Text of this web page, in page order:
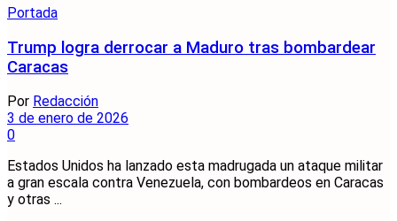
Portada
Trump logra derrocar a Maduro tras bombardear
Caracas
Por Redacción
3 de enero de 2026
0
Estados Unidos ha lanzado esta madrugada un ataque militar
a gran escala contra Venezuela, con bombardeos en Caracas
y otras ...